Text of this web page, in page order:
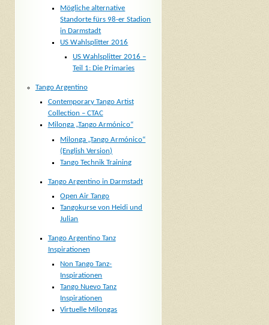
Mögliche alternative
Standorte fürs 98-er Stadion
in Darmstadt
US Wahlsplitter 2016
US Wahlsplitter 2016 –
Teil 1: Die Primaries
Tango Argentino
Contemporary Tango Artist
Collection – CTAC
Milonga „Tango Armónico“
Milonga „Tango Armónico“
(English Version)
Tango Technik Training
Tango Argentino in Darmstadt
Open Air Tango
Tangokurse von Heidi und
Julian
Tango Argentino Tanz
Inspirationen
Non Tango Tanz-
Inspirationen
Tango Nuevo Tanz
Inspirationen
Virtuelle Milongas